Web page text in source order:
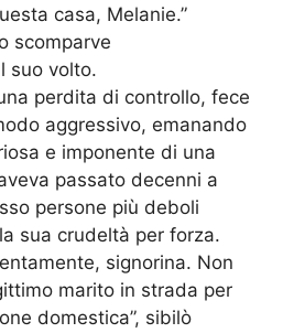
casa, Melanie.”
scomparve
suo volto.
perdita di controllo, fece
aggressivo, emanando
e imponente di una
passato decenni a
persone più deboli
sua crudeltà per forza.
signorina. Non
marito in strada per
domestica”, sibilò